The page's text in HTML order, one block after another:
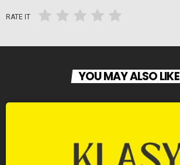
RATE IT
YOU MAY ALSO LIKE